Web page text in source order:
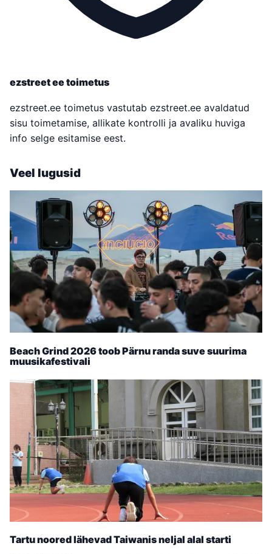
ezstreet ee toimetus
ezstreet.ee toimetus vastutab ezstreet.ee avaldatud
sisu toimetamise, allikate kontrolli ja avaliku huviga
info selge esitamise eest.
Veel lugusid
Beach Grind 2026 toob Pärnu randa suve suurima
muusikafestivali
Tartu noored lähevad Taiwanis neljal alal starti